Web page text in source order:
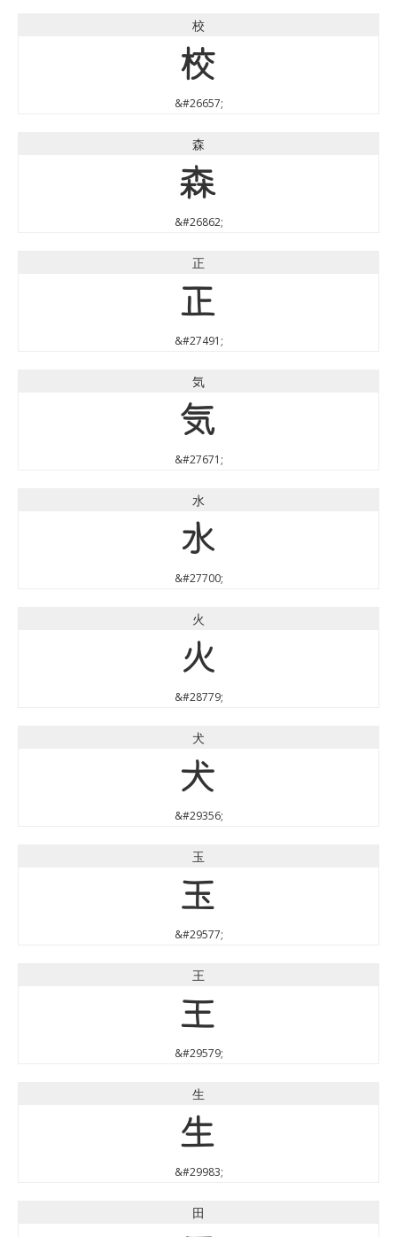
校
校
&#26657;
森
森
&#26862;
正
正
&#27491;
気
気
&#27671;
水
水
&#27700;
火
火
&#28779;
犬
犬
&#29356;
玉
玉
&#29577;
王
王
&#29579;
生
生
&#29983;
田